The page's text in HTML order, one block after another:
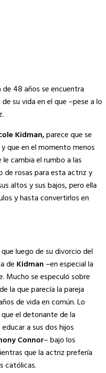
48 años se encuentra
su vida en el que –pese a lo
Kidman,parece que se
que en el momento menos
cambia el rumbo a las
de rosas para esta actriz y
altos y sus bajos, pero ella
y hasta convertirlos en
luego de su divorcio del
de Kidman –en especial la
Mucho se especuló sobre
la que parecía la pareja
de vida en común. Lo
el detonante de la
a sus dos hijos
Connor–bajo los
que la actriz prefería
católicas.